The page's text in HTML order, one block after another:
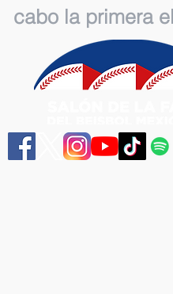
cabo la primera